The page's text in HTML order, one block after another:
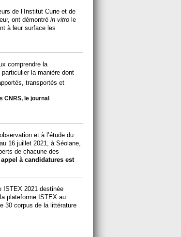
de l’Institut Curie et de
ont démontré in vitro le
à leur surface les
comprendre la
la manière dont
transportés et
CNRS, le journal
et à l’étude du
16 juillet 2021, à Séolane,
de chacune des
appel à candidatures est
ISTEX 2021 destinée
plateforme ISTEX au
30 corpus de la littérature